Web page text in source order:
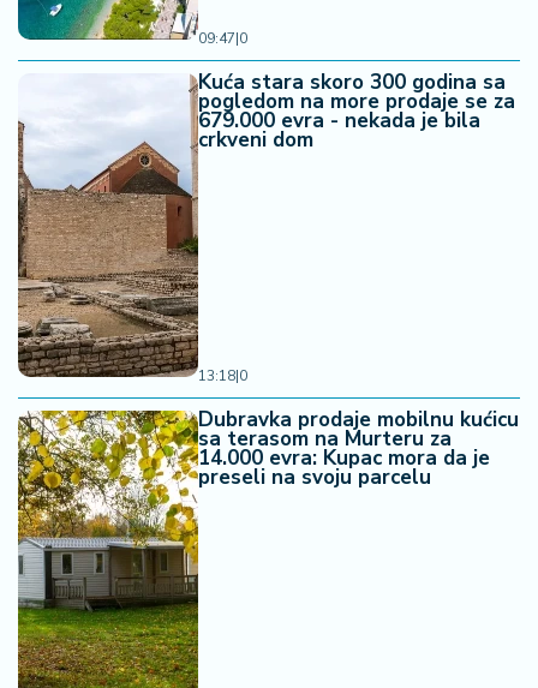
09:47|0
Kuća stara skoro 300 godina sa
pogledom na more prodaje se za
679.000 evra - nekada je bila
crkveni dom
13:18|0
Dubravka prodaje mobilnu kućicu
sa terasom na Murteru za
14.000 evra: Kupac mora da je
preseli na svoju parcelu